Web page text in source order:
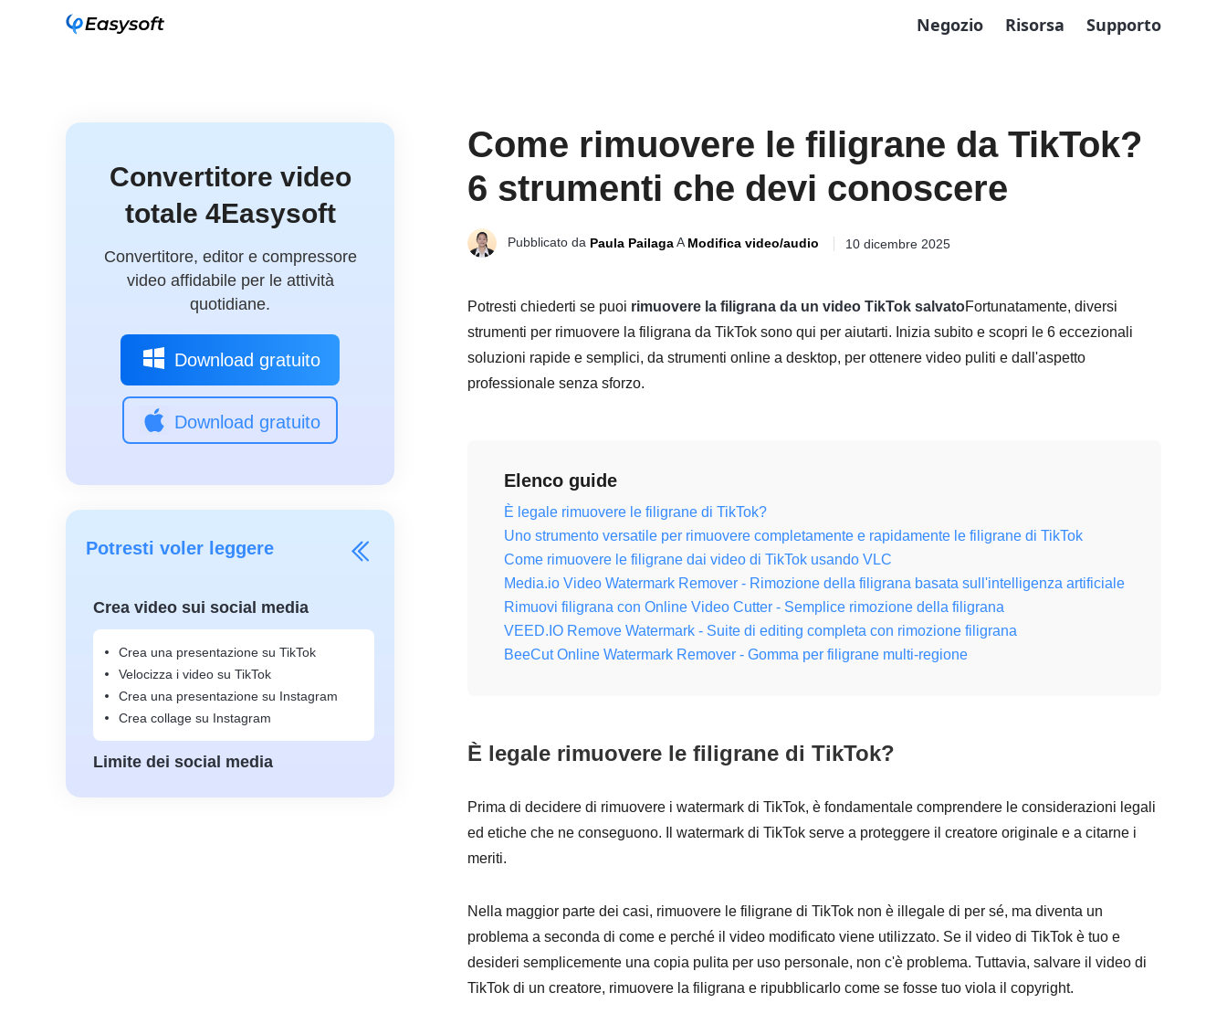
Negozio Risorsa Supporto
Convertitore video
totale 4Easysoft
Convertitore, editor e compressore
video affidabile per le attività
quotidiane.
Download gratuito
Download gratuito
Potresti voler leggere
Crea video sui social media
Crea una presentazione su TikTok
Velocizza i video su TikTok
Crea una presentazione su Instagram
Crea collage su Instagram
Limite dei social media
Come rimuovere le filigrane da TikTok?
6 strumenti che devi conoscere
Pubblicato da Paula PailagaA Modifica video/audio 10 dicembre 2025
Potresti chiederti se puoi rimuovere la filigrana da un video TikTok salvatoFortunatamente, diversi
strumenti per rimuovere la filigrana da TikTok sono qui per aiutarti. Inizia subito e scopri le 6 eccezionali
soluzioni rapide e semplici, da strumenti online a desktop, per ottenere video puliti e dall'aspetto
professionale senza sforzo.
Elenco guide
È legale rimuovere le filigrane di TikTok?
Uno strumento versatile per rimuovere completamente e rapidamente le filigrane di TikTok
Come rimuovere le filigrane dai video di TikTok usando VLC
Media.io Video Watermark Remover - Rimozione della filigrana basata sull'intelligenza artificiale
Rimuovi filigrana con Online Video Cutter - Semplice rimozione della filigrana
VEED.IO Remove Watermark - Suite di editing completa con rimozione filigrana
BeeCut Online Watermark Remover - Gomma per filigrane multi-regione
È legale rimuovere le filigrane di TikTok?
Prima di decidere di rimuovere i watermark di TikTok, è fondamentale comprendere le considerazioni legali
ed etiche che ne conseguono. Il watermark di TikTok serve a proteggere il creatore originale e a citarne i
meriti.
Nella maggior parte dei casi, rimuovere le filigrane di TikTok non è illegale di per sé, ma diventa un
problema a seconda di come e perché il video modificato viene utilizzato. Se il video di TikTok è tuo e
desideri semplicemente una copia pulita per uso personale, non c'è problema. Tuttavia, salvare il video di
TikTok di un creatore, rimuovere la filigrana e ripubblicarlo come se fosse tuo viola il copyright.